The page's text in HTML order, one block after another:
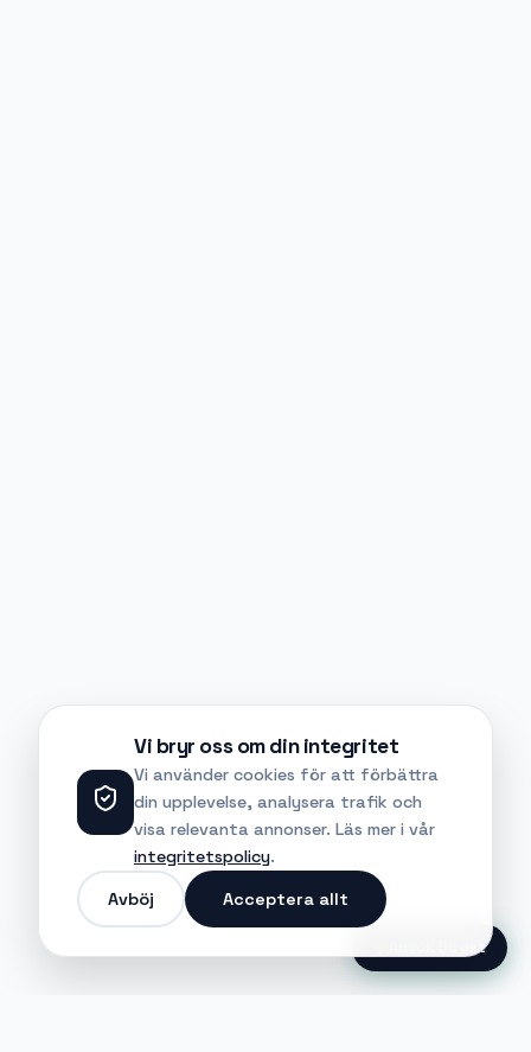
Ansök Direkt
Vi bryr oss om din integritet
Vi använder cookies för att förbättra
din upplevelse, analysera trafik och
visa relevanta annonser. Läs mer i vår
integritetspolicy.
Avböj
Acceptera allt